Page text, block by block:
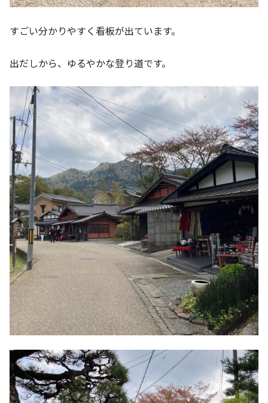
すごい分かりやすく看板が出ています。
出だしから、ゆるやかな登り道です。